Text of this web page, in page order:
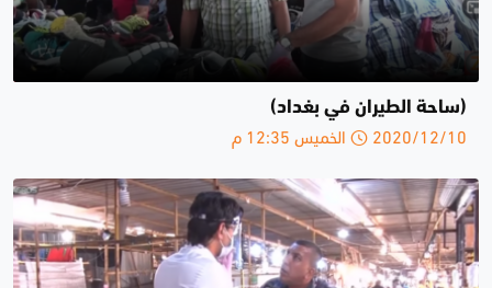
(ساحة الطيران في بغداد)
2020/12/10 الخميس 12:35 م